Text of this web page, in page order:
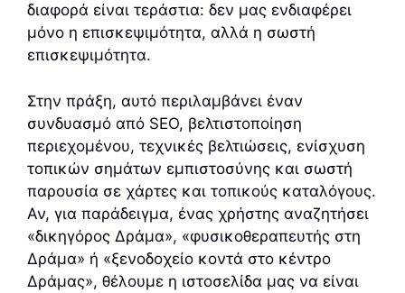
διαφορά είναι τεράστια: δεν μας ενδιαφέρει
μόνο η επισκεψιμότητα, αλλά η σωστή
επισκεψιμότητα.
Στην πράξη, αυτό περιλαμβάνει έναν
συνδυασμό από SEO, βελτιστοποίηση
περιεχομένου, τεχνικές βελτιώσεις, ενίσχυση
τοπικών σημάτων εμπιστοσύνης και σωστή
παρουσία σε χάρτες και τοπικούς καταλόγους.
Αν, για παράδειγμα, ένας χρήστης αναζητήσει
«δικηγόρος Δράμα», «φυσικοθεραπευτής στη
Δράμα» ή «ξενοδοχείο κοντά στο κέντρο
Δράμας», θέλουμε η ιστοσελίδα μας να είναι